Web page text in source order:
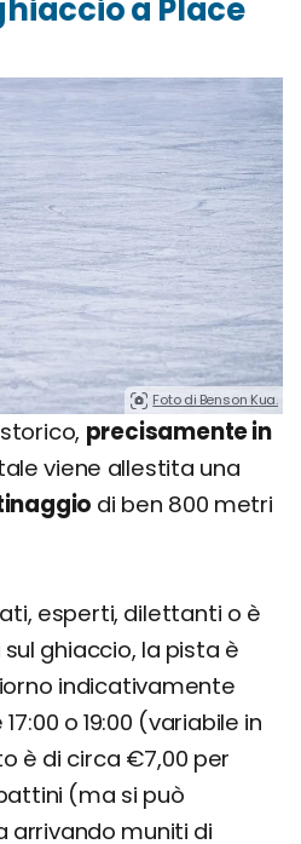
a Place
Foto di Benson Kua.
precisamente in
viene allestita una
di ben 800 metri
esperti, dilettanti o è
ghiaccio, la pista è
indicativamente
o 19:00 (variabile in
è di circa €7,00 per
(ma si può
arrivando muniti di